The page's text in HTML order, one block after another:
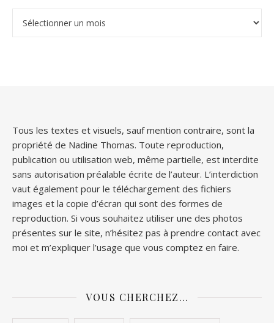
Tous les textes et visuels, sauf mention contraire, sont la
propriété de Nadine Thomas. Toute reproduction,
publication ou utilisation web, même partielle, est interdite
sans autorisation préalable écrite de l’auteur. L’interdiction
vaut également pour le téléchargement des fichiers
images et la copie d’écran qui sont des formes de
reproduction. Si vous souhaitez utiliser une des photos
présentes sur le site, n’hésitez pas à prendre contact avec
moi et m’expliquer l’usage que vous comptez en faire.
VOUS CHERCHEZ…